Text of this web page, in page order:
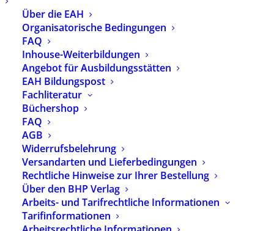
Über die EAH
Organisatorische Bedingungen
FAQ
Inhouse-Weiterbildungen
Angebot für Ausbildungsstätten
EAH Bildungspost
Fachliteratur
Büchershop
FAQ
AGB
Widerrufsbelehrung
Versandarten und Lieferbedingungen
Rechtliche Hinweise zur Ihrer Bestellung
Über den BHP Verlag
Arbeits- und Tarifrechtliche Informationen
Tarifinformationen
Teilhabe
Heilpädagogische Familienhilfe
Jugendhilfe: Verfahrenslots:innen
Heilpädagogische Traumaarbeit
Heilpädagogische Spieltherapie
Elemente aus dem
Heilpädagogische Diagnostik